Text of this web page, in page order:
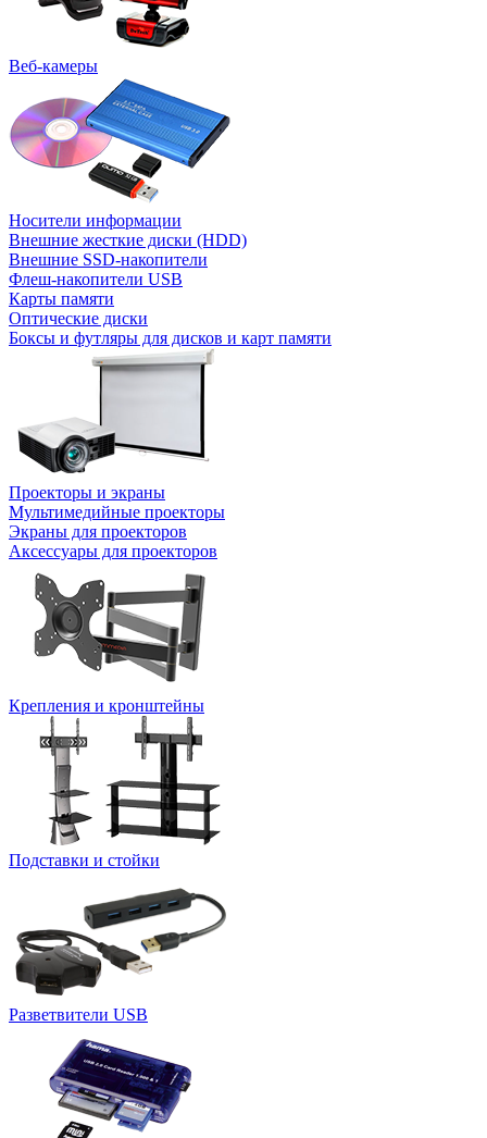
Веб-камеры
Носители информации
Внешние жесткие диски (HDD)
Внешние SSD-накопители
Флеш-накопители USB
Карты памяти
Оптические диски
Боксы и футляры для дисков и карт памяти
Проекторы и экраны
Мультимедийные проекторы
Экраны для проекторов
Аксессуары для проекторов
Крепления и кронштейны
Подставки и стойки
Разветвители USB